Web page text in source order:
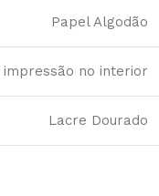
Papel Algodão
impressão no interior
Lacre Dourado